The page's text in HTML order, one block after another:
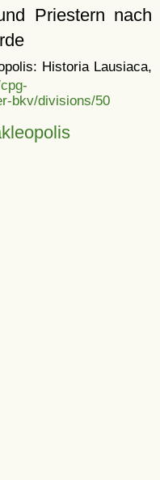
Priestern nach
Historia Lausiaca,
bkv/divisions/50